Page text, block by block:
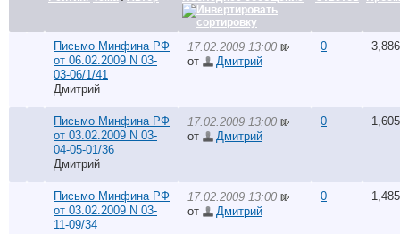
Письмо Минфина РФ
от 06.02.2009 N 03-
03-06/1/41
Дмитрий
17.02.2009 13:00
от
Дмитрий
0 3,886
Письмо Минфина РФ
от 03.02.2009 N 03-
04-05-01/36
Дмитрий
17.02.2009 13:00
от
Дмитрий
0 1,605
Письмо Минфина РФ
от 03.02.2009 N 03-
11-09/34
17.02.2009 13:00
от
Дмитрий
0 1,485